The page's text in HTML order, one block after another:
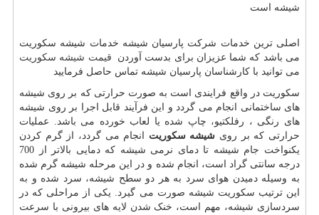
شیشه است
اصلی ترین خدمات شرکت پارسیان شیشه خدمات شیشه سکوریت
می باشد که شما عزیزان برای بدست آوردن قیمت شیشه سکوریت
می توانید با کارشناسان پارسیان شیشه تماس حاصل فرمایید
سکوریت در واقع فرایندی است به صورت حرارتی که بر روی شیشه
های ساختمانی انجام می گردد و این فرآیند قابل اجرا بر روی شیشه
های رنگی ، رفلکتیو، چاپ شده یا لعاب خورده می باشد. عملیات
حرارتی که بر روی شیشه سکوریت انجام می گردد، از گرم کردن
یکنواخت جام شیشه تا دمای نرمی شیشه که دمایی بالاتر از 700
درجه سانتی گراد است، انجام شده و در این مرحله شیشه گرم شده
به وسیله دمیدن هوای سرد به هر دو سطح شیشه، سرد شده و به
این ترتیب سکوریت شیشه صورت می گیرد. یکی از مراحلی که در
سردسازی شیشه، مهم است، خنک شدن لایه های بیرونی با سرعت